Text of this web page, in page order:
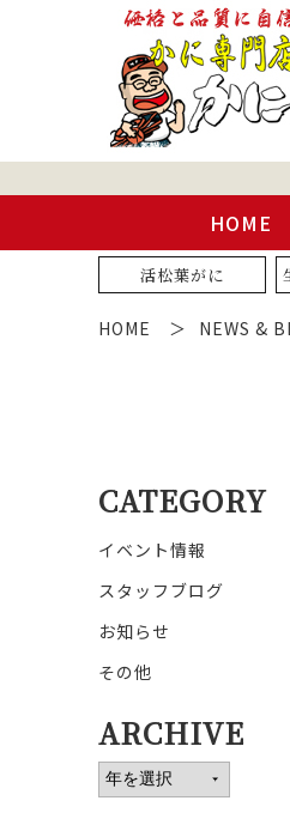
HOME
活松葉がに
HOME NEWS &
CATEGORY
イベント情報
スタッフブログ
お知らせ
その他
ARCHIVE